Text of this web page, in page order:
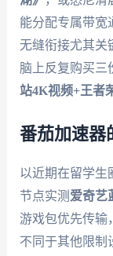
能分配专属带宽
无缝衔接尤其
脑上反复购买三
站4K视频+王者
番茄加速器
以近期在留学生
节点实测 爱奇艺
游戏包优先传输
不同于其他限制